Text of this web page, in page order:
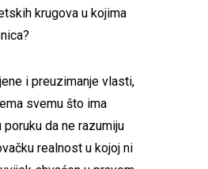
krugova u kojima
i preuzimanje vlasti,
svemu što ima
da ne razumiju
realnost u kojoj ni